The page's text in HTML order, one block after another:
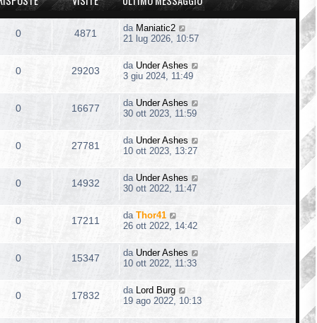
0 4871 da Maniatic2
21 lug 2026, 10:57
0 29203 da Under Ashes
3 giu 2024, 11:49
0 16677 da Under Ashes
30 ott 2023, 11:59
0 27781 da Under Ashes
10 ott 2023, 13:27
0 14932 da Under Ashes
30 ott 2022, 11:47
0 17211 da Thor41
26 ott 2022, 14:42
0 15347 da Under Ashes
10 ott 2022, 11:33
0 17832 da Lord Burg
19 ago 2022, 10:13